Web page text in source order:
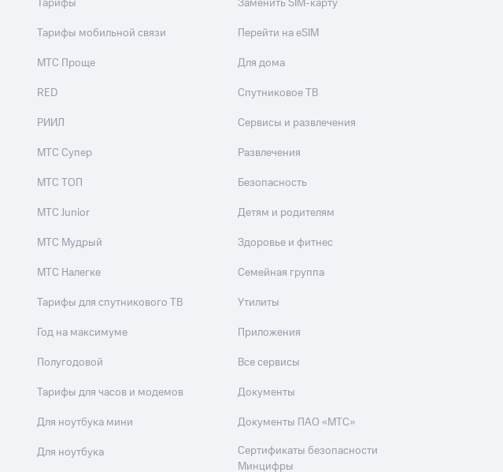
Тарифы
Тарифы мобильной связи
МТС Проще
RED
РИИЛ
МТС Супер
МТС ТОП
МТС Junior
МТС Мудрый
МТС Налегке
Тарифы для спутникового ТВ
Год на максимуме
Полугодовой
Тарифы для часов и модемов
Для ноутбука мини
Для ноутбука
Заменить SIM-карту
Перейти на eSIM
Для дома
Спутниковое ТВ
Сервисы и развлечения
Развлечения
Безопасность
Детям и родителям
Здоровье и фитнес
Семейная группа
Утилиты
Приложения
Все сервисы
Документы
Документы ПАО «МТС»
Сертификаты безопасности
Минцифры